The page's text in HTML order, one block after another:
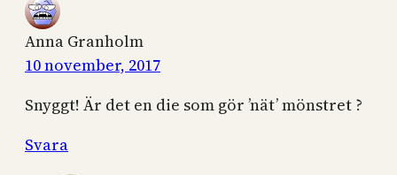
Anna Granholm
10 november, 2017
Snyggt! Är det en die som gör ’nät’ mönstret ?
Svara